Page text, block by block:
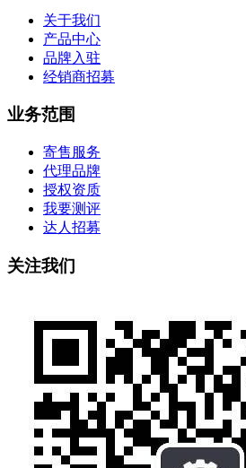
关于我们
产品中心
品牌入驻
经销商招募
业务范围
寄售服务
代理品牌
授权资质
我要测评
达人招募
关注我们